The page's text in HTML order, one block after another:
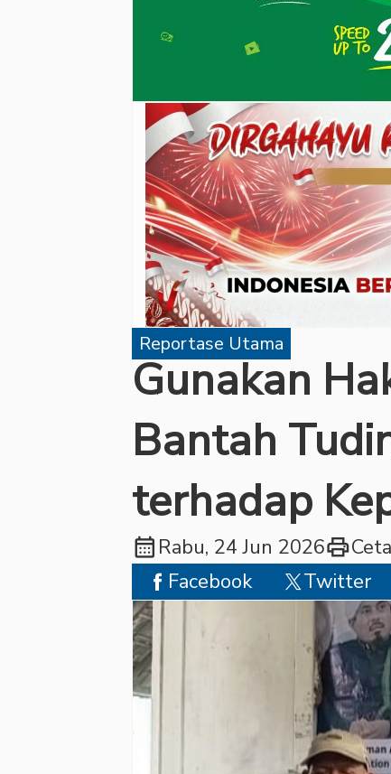
Reportase Utama
Gunakan
Bantah
terhadap
calendar_month Rabu, 24 Jun 2026print
Facebook
Twitter